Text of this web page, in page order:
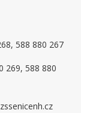
588 880 267
269, 588 880